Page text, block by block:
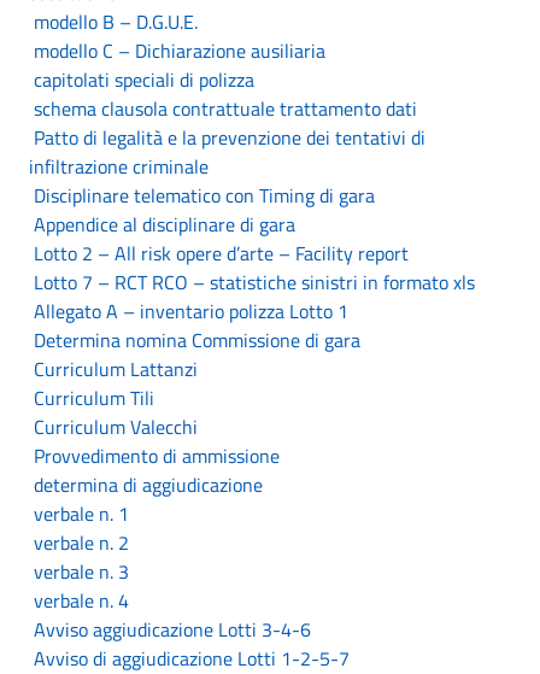
modello B – D.G.U.E.
modello C – Dichiarazione ausiliaria
capitolati speciali di polizza
schema clausola contrattuale trattamento dati
Patto di legalità e la prevenzione dei tentativi di
infiltrazione criminale
Disciplinare telematico con Timing di gara
Appendice al disciplinare di gara
Lotto 2 – All risk opere d’arte – Facility report
Lotto 7 – RCT RCO – statistiche sinistri in formato xls
Allegato A – inventario polizza Lotto 1
Determina nomina Commissione di gara
Curriculum Lattanzi
Curriculum Tili
Curriculum Valecchi
Provvedimento di ammissione
determina di aggiudicazione
verbale n. 1
verbale n. 2
verbale n. 3
verbale n. 4
Avviso aggiudicazione Lotti 3-4-6
Avviso di aggiudicazione Lotti 1-2-5-7